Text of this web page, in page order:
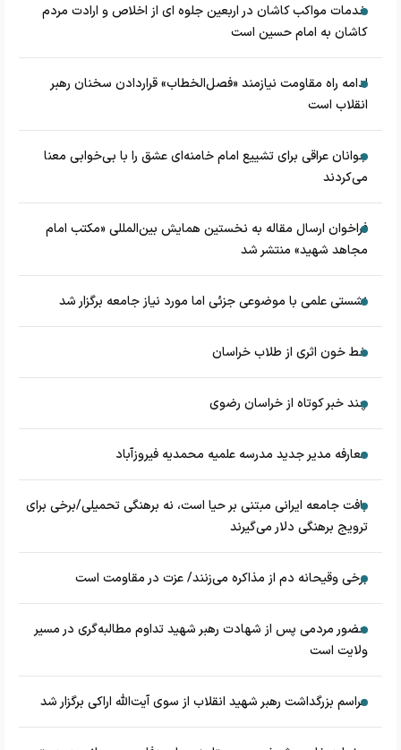
خدمات مواکب کاشان در اربعین جلوه ای از اخلاص و ارادت مردم
کاشان به امام حسین است
ادامه راه مقاومت نیازمند «فصل‌الخطاب» قراردادن سخنان رهبر
انقلاب است
جوانان عراقی برای تشییع امام خامنه‌ای عشق را با بی‌خوابی معنا
می‌کردند
فراخوان ارسال مقاله به نخستین همایش بین‌المللی «مکتب امام
مجاهد شهید» منتشر شد
نشستی علمی با موضوعی جزئی اما مورد نیاز جامعه برگزار شد
خط خون اثری از طلاب خراسان
چند خبر کوتاه از خراسان رضوی
معارفه مدیر جدید مدرسه علمیه محمدیه فیروزآباد
بافت جامعه ایرانی مبتنی بر حیا است، نه برهنگی تحمیلی/برخی برای
ترویج برهنگی دلار می‌گیرند
برخی وقیحانه دم از مذاکره می‌زنند/ عزت در مقاومت است
حضور مردمی پس از شهادت رهبر شهید تداوم مطالبه‌گری در مسیر
ولایت است
مراسم بزرگداشت رهبر شهید انقلاب از سوی آیت‌الله اراکی برگزار شد